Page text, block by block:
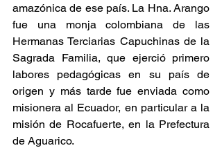
amazónica de ese país. La Hna. Arango
fue una monja colombiana de las
Hermanas Terciarias Capuchinas de la
Sagrada Familia, que ejerció primero
labores pedagógicas en su país de
origen y más tarde fue enviada como
misionera al Ecuador, en particular a la
misión de Rocafuerte, en la Prefectura
de Aguarico.